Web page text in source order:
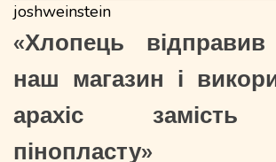
joshweinstein
«Хлопець
наш магазин і
арахіс замість
пінопласту»